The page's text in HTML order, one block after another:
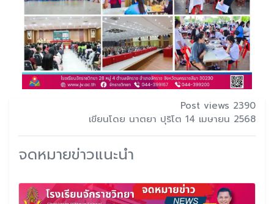
Post views 2390
เขียนโดย นาตยา ปุริโต 14 เมษายน 2568
จดหมายข่าวแนะนำ